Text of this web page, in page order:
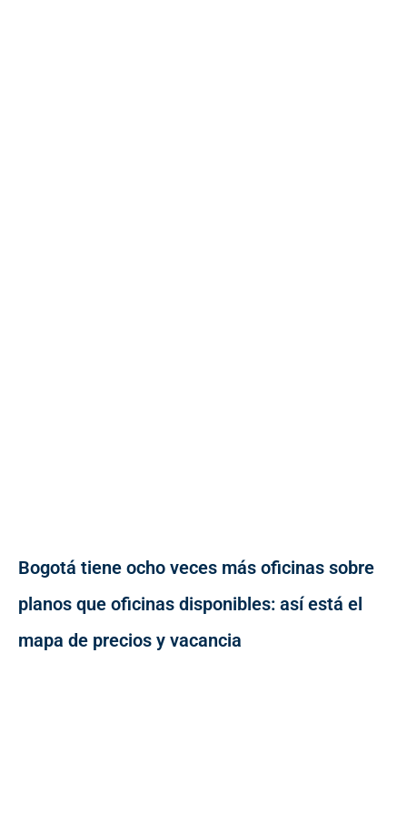
Bogotá tiene ocho veces más oficinas sobre
planos que oficinas disponibles: así está el
mapa de precios y vacancia